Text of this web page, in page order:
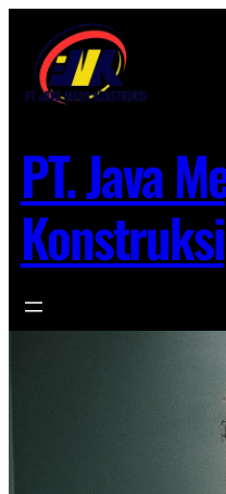
konten
PT. Java
Konstruksi